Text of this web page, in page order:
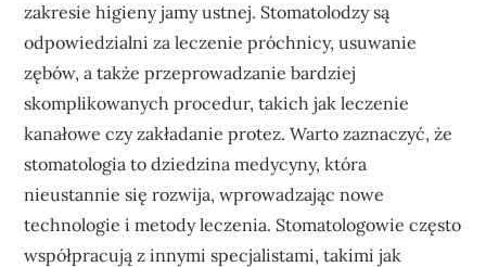
zakresie higieny jamy ustnej. Stomatolodzy są
odpowiedzialni za leczenie próchnicy, usuwanie
zębów, a także przeprowadzanie bardziej
skomplikowanych procedur, takich jak leczenie
kanałowe czy zakładanie protez. Warto zaznaczyć, że
stomatologia to dziedzina medycyny, która
nieustannie się rozwija, wprowadzając nowe
technologie i metody leczenia. Stomatologowie często
współpracują z innymi specjalistami, takimi jak